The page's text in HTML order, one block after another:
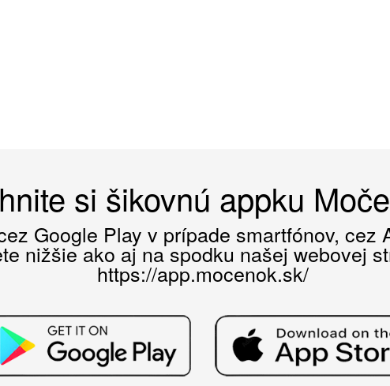
si šikovnú appku
Google Play v prípade smartfónov, cez
nižšie ako aj na spodku našej webovej
https://app.mocenok.sk/